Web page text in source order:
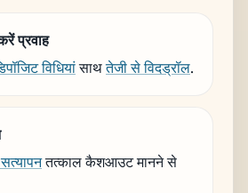
प्रवाह
विधियांसाथतेजी से विदड्रॉल.
तत्काल कैशआउट मानने से